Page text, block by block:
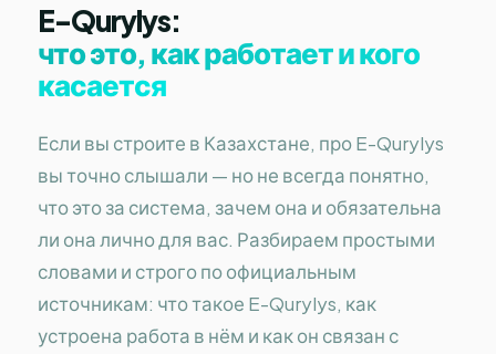
E-Qurylys:
что это, как работает и кого
касается
Если вы строите в Казахстане, про E-Qurylys
вы точно слышали — но не всегда понятно,
что это за система, зачем она и обязательна
ли она лично для вас. Разбираем простыми
словами и строго по официальным
источникам: что такое E-Qurylys, как
устроена работа в нём и как он связан с